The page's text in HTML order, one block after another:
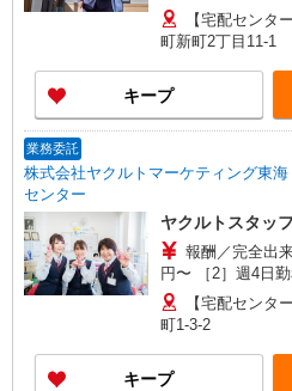
務：月8万円固定
制（6か月間補償
の範囲を超えた
に合わせて最大限
しでも不安のある
さい！ ※収入補償
（1000円/日 11
万円以上コース
【宅配センタ
町新町2丁目11-1
キープ
業務委託
株式会社ヤクルトマーケティング東
センター
ヤクルトスタッフ
報酬／完全出
円〜 ［2］週4日
務：月8万円固定
制（6か月間補償
の範囲を超えた
に合わせて最大限
しでも不安のある
【宅配センタ
町1-3-2
キープ